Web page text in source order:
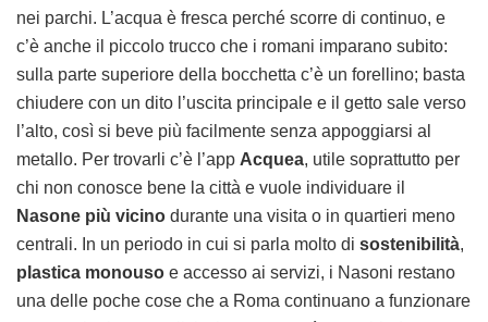
nei parchi. L’acqua è fresca perché scorre di continuo, e
c’è anche il piccolo trucco che i romani imparano subito:
sulla parte superiore della bocchetta c’è un forellino; basta
chiudere con un dito l’uscita principale e il getto sale verso
l’alto, così si beve più facilmente senza appoggiarsi al
metallo. Per trovarli c’è l’app Acquea, utile soprattutto per
chi non conosce bene la città e vuole individuare il
Nasone più vicino durante una visita o in quartieri meno
centrali. In un periodo in cui si parla molto di sostenibilità,
plastica monouso e accesso ai servizi, i Nasoni restano
una delle poche cose che a Roma continuano a funzionare